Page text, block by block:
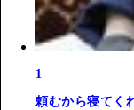
1
頼むから寝てく